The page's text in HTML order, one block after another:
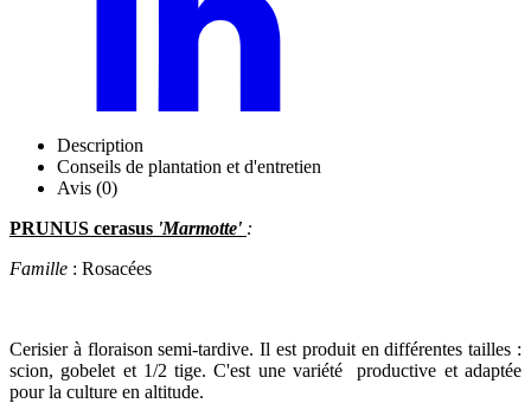
Description
Conseils de plantation et d'entretien
Avis (0)
PRUNUS cerasus 'Marmotte' :
Famille : Rosacées
Cerisier à floraison semi-tardive. Il est produit en différentes tailles :
scion, gobelet et 1/2 tige. C'est une variété productive et adaptée
pour la culture en altitude.